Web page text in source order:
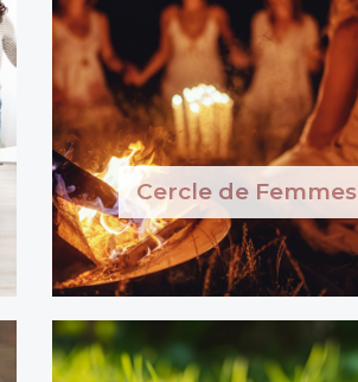
Cercle de Femmes